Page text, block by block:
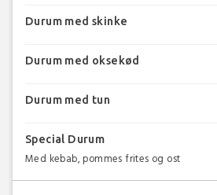
Durum med skinke
Durum med oksekød
Durum med tun
Special Durum
Med kebab, pommes frites og ost